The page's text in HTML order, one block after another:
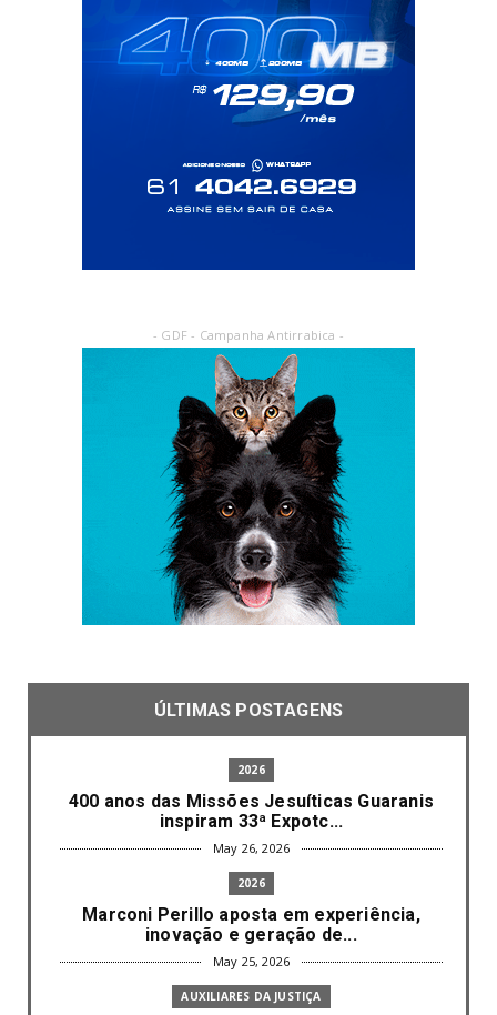
- GDF - Campanha Antirrabica -
ÚLTIMAS POSTAGENS
2026
400 anos das Missões Jesuíticas Guaranis
inspiram 33ª Expotc...
May 26, 2026
2026
Marconi Perillo aposta em experiência,
inovação e geração de...
May 25, 2026
AUXILIARES DA JUSTIÇA